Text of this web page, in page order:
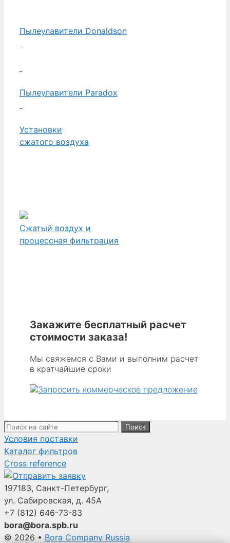
Пылеулавители Donaldson
Пылеулавители Paradox
Установки
сжатого воздуха
Сжатый воздух и
процессная фильтрация
Закажите бесплатный расчет
стоимости заказа!
Мы свяжемся с Вами и выполним расчет
в кратчайшие сроки
Поиск:
Условия поставки
Каталог фильтров
Cross reference
197183, Санкт-Петербург,
ул. Сабировская, д. 45А
+7 (812) 646-73-83
bora@bora.spb.ru
© 2026 • Bora Company Russia